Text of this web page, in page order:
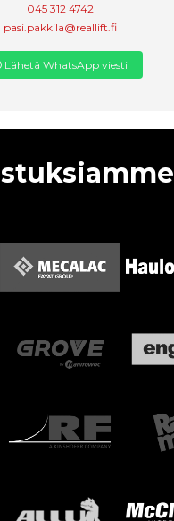
045 312 4742
pasi.pakkila@reallift.fi
Lähetä WhatsApp viesti